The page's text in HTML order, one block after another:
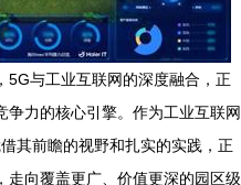
5G与工业互联网的深度融合，正
争力的核心引擎。作为工业互联网
其前瞻的视野和扎实的实践，正
走向覆盖更广、价值更深的园区级